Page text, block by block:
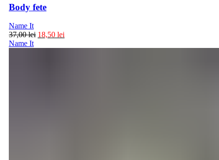
Body fete
Name It
37,00lei 18,50 lei
Name It